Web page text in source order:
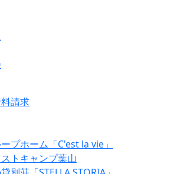
請求
プホーム「C'est la vie」
トキャンプ葉山